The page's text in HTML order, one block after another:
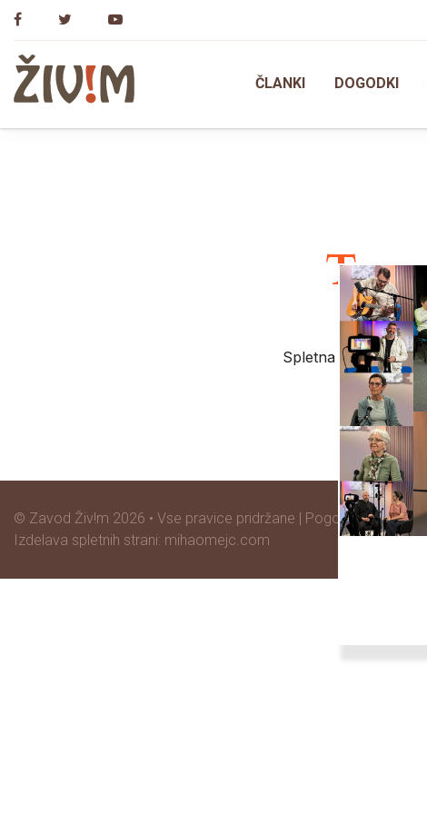
Skip
content
ČLANKI
DOGODKI
Spletna trgovina je
© Zavod Živ!m 2026 • Vse pravice pridržane |
Pogoji poslovanja
Izdelava spletnih strani: mihaomejc.com